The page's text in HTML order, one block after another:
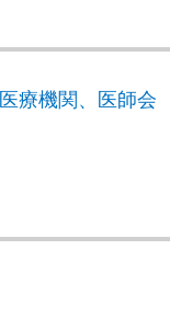
療機関、医師会